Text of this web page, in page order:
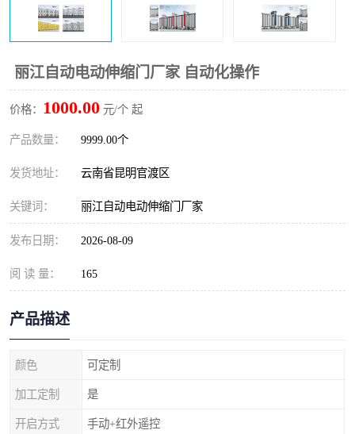
丽江自动电动伸缩门厂家 自动化操作
价格： 1000.00 元/个 起
产品数量： 9999.00个
发货地址： 云南省昆明官渡区
关键词： 丽江自动电动伸缩门厂家
发布日期： 2026-08-09
阅 读 量： 165
产品描述
颜色 可定制
加工定制 是
开启方式 手动+红外遥控